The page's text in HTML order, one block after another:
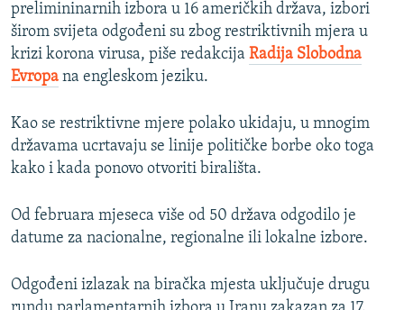
MOJA EVROPA
TRI DECENIJE OD RATA U BIH
SVE KARTE DEJTONA
NASTANAK I RASPAD JUGOSLAVIJE
prelimininarnih izbora u 16 američkih država, izbori
širom svijeta odgođeni su zbog restriktivnih mjera u
krizi korona virusa, piše redakcija Radija Slobodna
Evropa na engleskom jeziku.
Kao se restriktivne mjere polako ukidaju, u mnogim
državama ucrtavaju se linije političke borbe oko toga
kako i kada ponovo otvoriti birališta.
Od februara mjeseca više od 50 država odgodilo je
datume za nacionalne, regionalne ili lokalne izbore.
Odgođeni izlazak na biračka mjesta uključuje drugu